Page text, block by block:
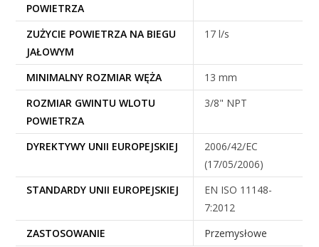
POWIETRZA
ZUŻYCIE POWIETRZA NA BIEGU
JAŁOWYM
17 l/s
MINIMALNY ROZMIAR WĘŻA
13 mm
ROZMIAR GWINTU WLOTU
POWIETRZA
3/8" NPT
DYREKTYWY UNII EUROPEJSKIEJ
2006/42/EC
(17/05/2006)
STANDARDY UNII EUROPEJSKIEJ
EN ISO 11148-
7:2012
ZASTOSOWANIE
Przemysłowe